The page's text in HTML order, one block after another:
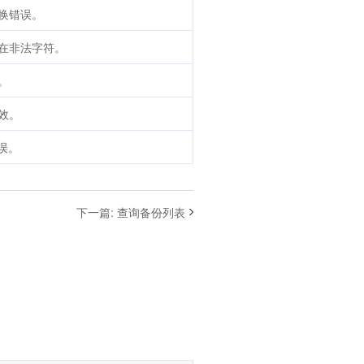
错误。
非法字符。
。
下一篇: 查询备份列表